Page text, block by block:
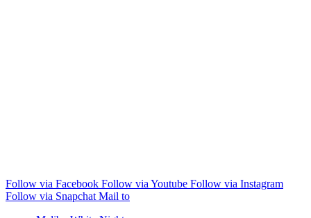
Follow via Facebook Follow via Youtube Follow via Instagram
Follow via Snapchat Mail to